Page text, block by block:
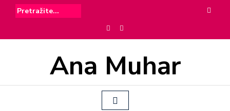
Ana Muhar